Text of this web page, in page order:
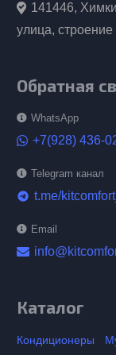
141446,
улица, строение
Обратная
WhatsApp
+7(928) 436-
Telegram канал
telegram t.me/
Email
Каталог
Кондиционеры